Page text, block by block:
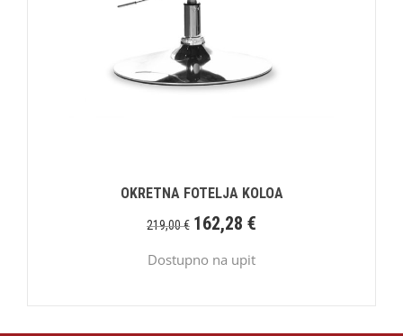
OKRETNA FOTELJA KOLOA
219,00€ 162,28 €
Dostupno na upit